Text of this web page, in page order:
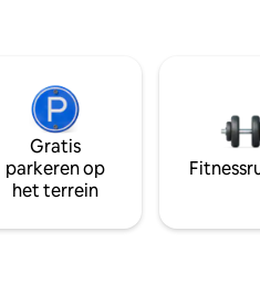
Gratis
parkeren op
het terrein